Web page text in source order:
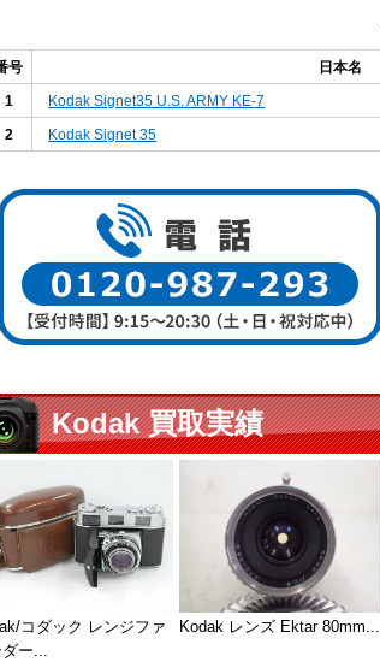
号 日本名
1 Kodak Signet35 U.S. ARMY KE-7
2 Kodak Signet 35
Kodak 買取実績
コダック レンジファ
ダー...
Kodak レンズ Ektar 80mm...